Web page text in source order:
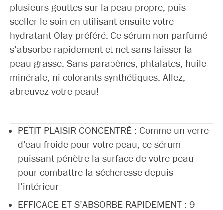
plusieurs gouttes sur la peau propre, puis
sceller le soin en utilisant ensuite votre
hydratant Olay préféré. Ce sérum non parfumé
s’absorbe rapidement et net sans laisser la
peau grasse. Sans parabènes, phtalates, huile
minérale, ni colorants synthétiques. Allez,
abreuvez votre peau!
PETIT PLAISIR CONCENTRÉ : Comme un verre
d’eau froide pour votre peau, ce sérum
puissant pénètre la surface de votre peau
pour combattre la sécheresse depuis
l’intérieur
EFFICACE ET S’ABSORBE RAPIDEMENT : 9